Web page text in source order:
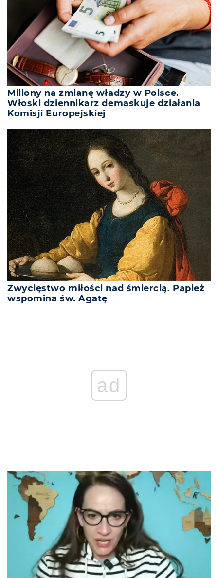
Miliony na zmianę władzy w Polsce.
Włoski dziennikarz demaskuje działania
Komisji Europejskiej
Zwycięstwo miłości nad śmiercią. Papież
wspomina św. Agatę
ad